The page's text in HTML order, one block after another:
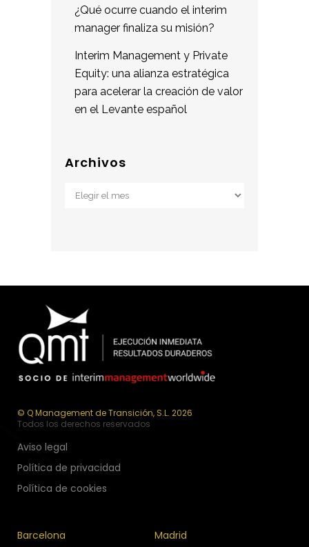
¿Qué ocurre cuando el interim
manager finaliza su misión?
Interim Management y Private
Equity: una alianza estratégica
para acelerar la creación de valor
en el Levante español
Archivos
Archivos
© Q Management de Transición, S.L. 2026
Todos los derechos reservados
Aviso legal
Política de privacidad
Política de cookies
Barcelona
Madrid